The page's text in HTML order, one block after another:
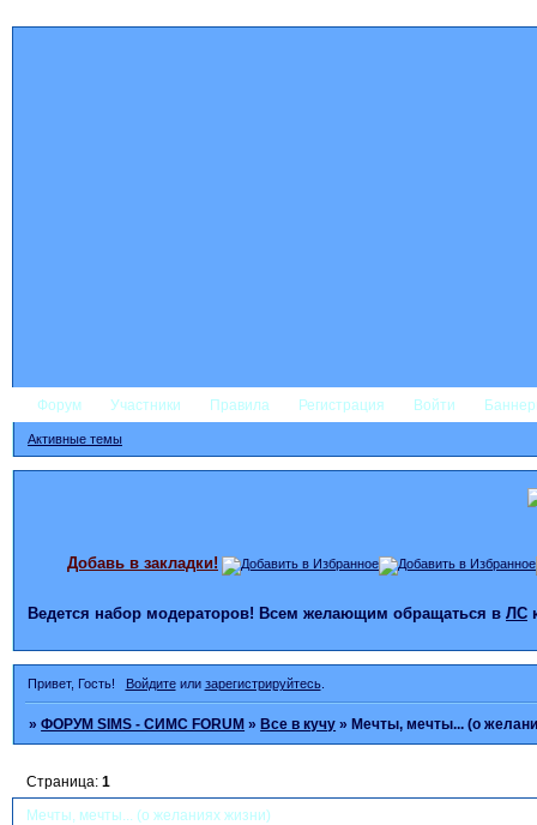
Форум Участники Правила Регистрация Войти
Активные темы
Добавь в закладки!
Ведется набор модераторов! Всем желающим обращаться в ЛС
Привет, Гость! Войдитеили зарегистрируйтесь.
»ФОРУМ SIMS - СИМС FORUM »Все в кучу »Мечты, мечты... (о
Мечты, мечты... (о желаниях жизни)
Страница:1